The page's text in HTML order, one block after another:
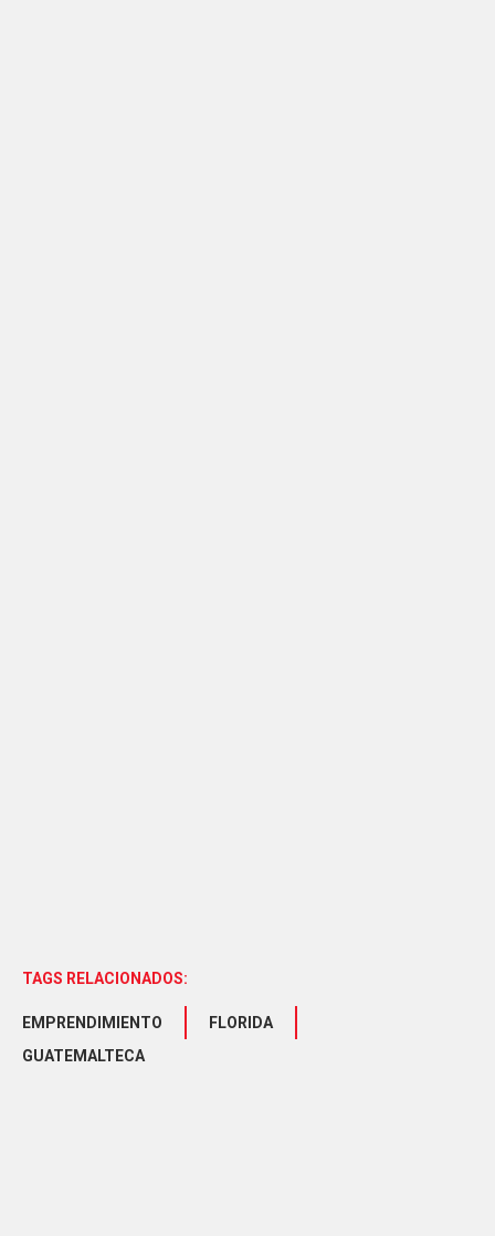
TAGS RELACIONADOS:
EMPRENDIMIENTO
FLORIDA
GUATEMALTECA